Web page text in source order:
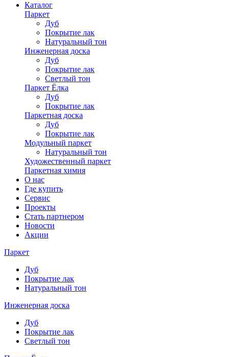
Каталог
Паркет
Дуб
Покрытие лак
Натуральный тон
Инженерная доска
Дуб
Покрытие лак
Светлый тон
Паркет Ёлка
Дуб
Покрытие лак
Паркетная доска
Дуб
Покрытие лак
Модульный паркет
Натуральный тон
Художественный паркет
Паркетная химия
О нас
Где купить
Сервис
Проекты
Стать партнером
Новости
Акции
Паркет
Дуб
Покрытие лак
Натуральный тон
Инженерная доска
Дуб
Покрытие лак
Светлый тон